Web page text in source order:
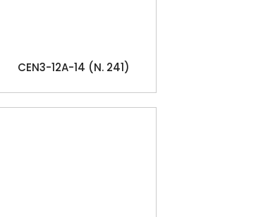
CEN3-12A-14 (N. 241)